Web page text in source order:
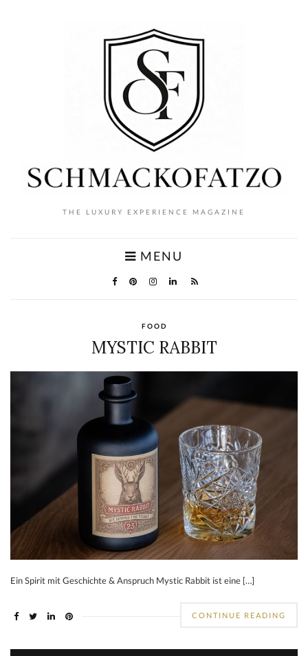
THE LUXURY EXPERIENCE MAGAZINE
MENU
FOOD
MYSTIC RABBIT
Ein Spirit mit Geschichte & Anspruch Mystic Rabbit ist eine […]
CONTINUE READING